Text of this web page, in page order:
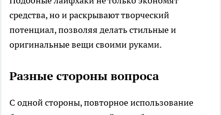
средства, но и раскрывают творческий
потенциал, позволяя делать стильные и
оригинальные вещи своими руками.
Разные стороны вопроса
С одной стороны, повторное использование